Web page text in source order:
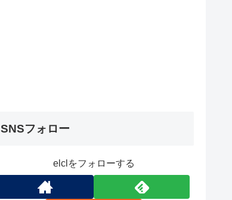
SNSフォロー
elclをフォローする